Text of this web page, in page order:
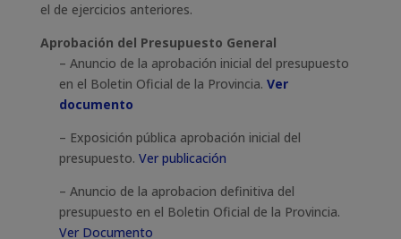
el de ejercicios anteriores.
Aprobación del Presupuesto General
– Anuncio de la aprobación inicial del presupuesto
en el Boletin Oficial de la Provincia. Ver
documento
– Exposición pública aprobación inicial del
presupuesto. Ver publicación
– Anuncio de la aprobacion definitiva del
presupuesto en el Boletin Oficial de la Provincia.
Ver Documento